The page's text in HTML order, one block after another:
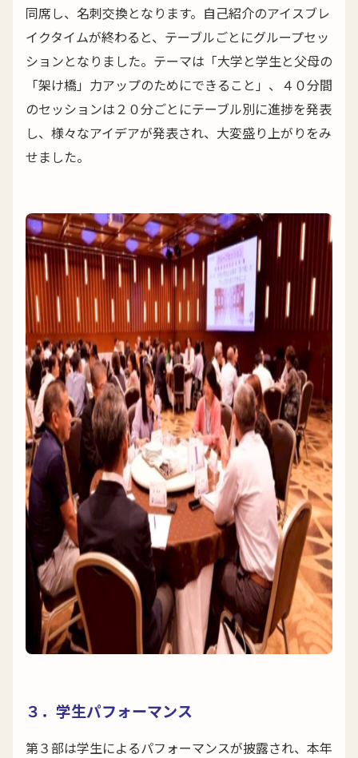
同席し、名刺交換となります。自己紹介のアイスブレ
イクタイムが終わると、テーブルごとにグループセッ
ションとなりました。テーマは「大学と学生と父母の
「架け橋」力アップのためにできること」、４０分間
のセッションは２０分ごとにテーブル別に進捗を発表
し、様々なアイデアが発表され、大変盛り上がりをみ
せました。
３．学生パフォーマンス
第３部は学生によるパフォーマンスが披露され、本年